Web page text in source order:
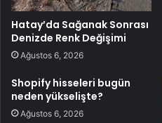
Hatay’da Sağanak Sonrası
Denizde Renk Değişimi
Ağustos 6, 2026
Shopify hisseleri bugün
neden yükselişte?
Ağustos 6, 2026